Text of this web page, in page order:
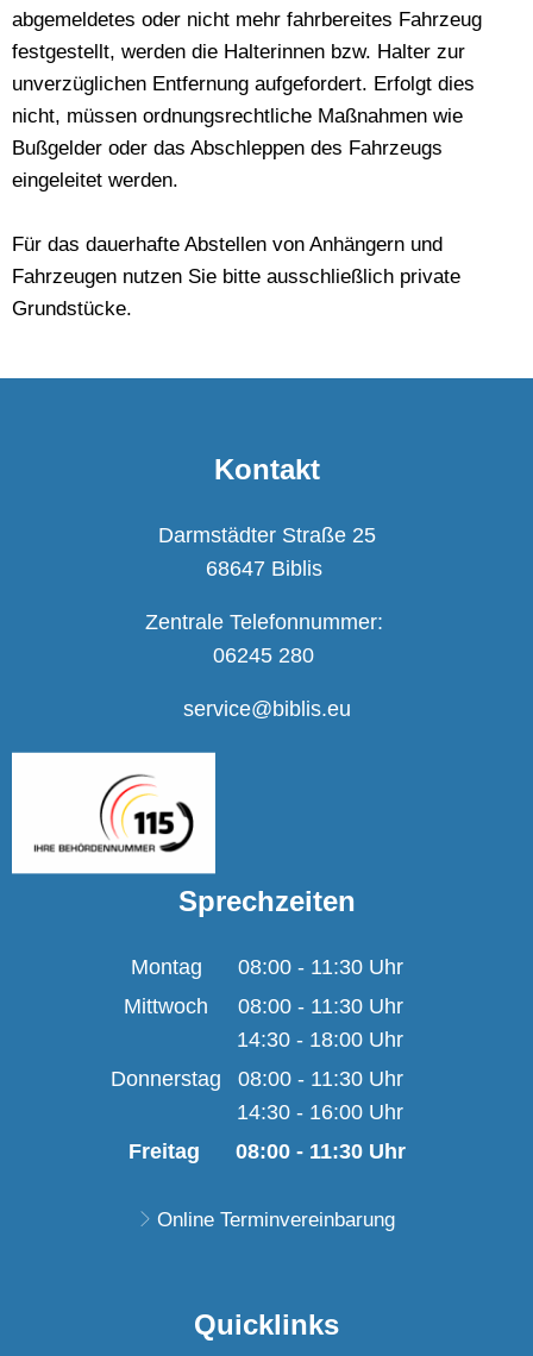
abgemeldetes oder nicht mehr fahrbereites Fahrzeug
festgestellt, werden die Halterinnen bzw. Halter zur
unverzüglichen Entfernung aufgefordert. Erfolgt dies
nicht, müssen ordnungsrechtliche Maßnahmen wie
Bußgelder oder das Abschleppen des Fahrzeugs
eingeleitet werden.
Für das dauerhafte Abstellen von Anhängern und
Fahrzeugen nutzen Sie bitte ausschließlich private
Grundstücke.
Kontakt
Darmstädter Straße 25
68647 Biblis
Zentrale Telefonnummer:
06245 280
service@biblis.eu
Sprechzeiten
Montag 08:00- 11:30Uhr
Von 08:00 bis 11:30
Mittwoch 08:00- 11:30Uhr
Von 08:00 bis 11:30
14:30 - 18:00 Uhr
Von 14:30 bis 18:00
Donnerstag 08:00- 11:30Uhr
Von 08:00 bis 11:30
14:30 - 16:00 Uhr
Von 14:30 bis 16:00
Freitag 08:00- 11:30Uhr
Online Terminvereinbarung
Quicklinks